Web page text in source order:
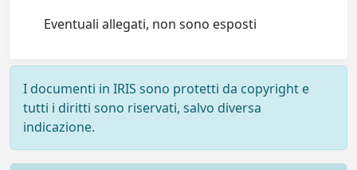
Eventuali allegati, non sono esposti
I documenti in IRIS sono protetti da copyright e
tutti i diritti sono riservati, salvo diversa
indicazione.